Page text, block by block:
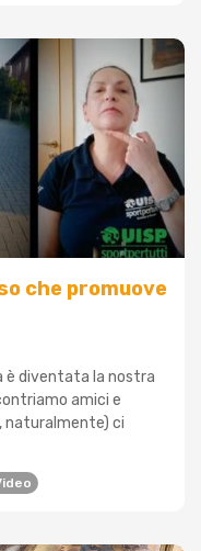
che promuove
è diventata la nostra
amici e
naturalmente) ci